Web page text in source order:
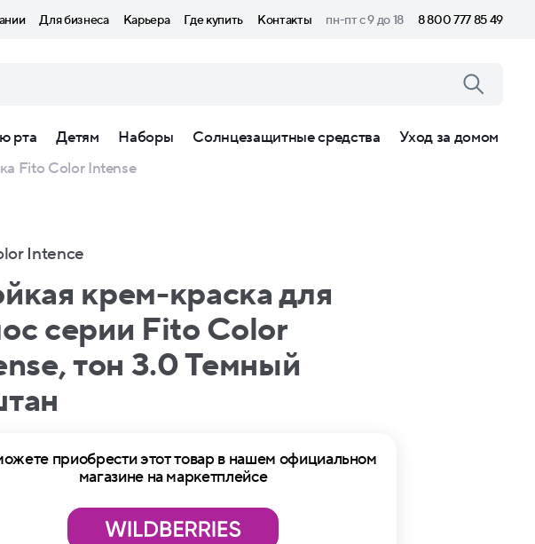
Для бизнеса Карьера Где купить Контакты пн-пт с 9 до 18 8 800 777 85 49
рта Детям Наборы Солнцезащитные средства
Уход за домом
Fito Сolor Intense
Intence
крем-краска для
серии Fito Сolor
тон 3.0 Темный
приобрести этот товар в нашем официальном
магазине на маркетплейсе